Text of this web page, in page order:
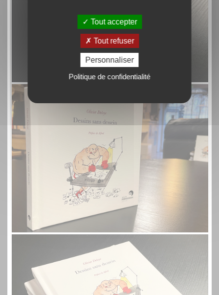
Tout accepter
Tout refuser
Personnaliser
Politique de confidentialité